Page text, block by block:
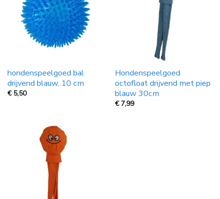
hondenspeelgoed bal
drijvend blauw, 10 cm
€ 5,50
Hondenspeelgoed
octofloat drijvend met piep
blauw 30cm
€ 7,99